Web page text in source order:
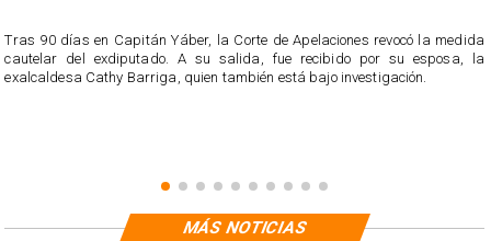
Tras 90 días en Capitán Yáber, la Corte de Apelaciones revocó la medida
cautelar del exdiputado. A su salida, fue recibido por su esposa, la
exalcaldesa Cathy Barriga, quien también está bajo investigación.
MÁS NOTICIAS